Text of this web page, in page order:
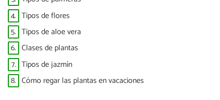
4. Tipos de flores
5. Tipos de aloe vera
6. Clases de plantas
7. Tipos de jazmín
8. Cómo regar las plantas en vacaciones